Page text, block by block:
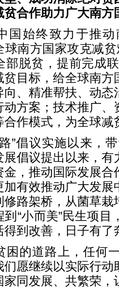
贫合作助力广大南方
国始终致力于推
球南方国家攻克减
部脱贫，提前完成
贫目标，给全球南
向、精准帮扶、动态
动方案；技术推广、
合作模式，为全球减
”倡议实施以来，
展倡议提出以来，
金，推动国际发展合
加有效推动广大发展
修路架桥，从菌草栽
到“小而美”民生项
得到改善，日子有了
困的道路上，任何
们愿继续以实际行动
家同发展、共繁荣，